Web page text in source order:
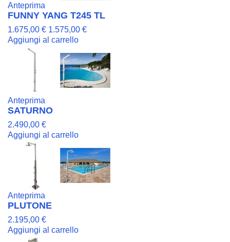
Anteprima
FUNNY YANG T245 TL
1.675,00 € 1.575,00 €
Aggiungi al carrello
Anteprima
SATURNO
2.490,00 €
Aggiungi al carrello
Anteprima
PLUTONE
2.195,00 €
Aggiungi al carrello